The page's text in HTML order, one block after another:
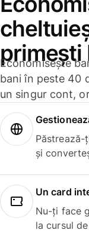
primești
Economisește
bani în peste 40
un singur cont,
Păstrează-
și
Un card
Nu-ți face
la cursul